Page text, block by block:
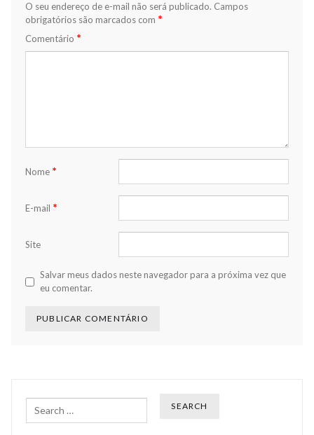
O seu endereço de e-mail não será publicado. Campos
obrigatórios são marcados com *
Comentário *
Nome *
E-mail *
Site
Salvar meus dados neste navegador para a próxima vez que
eu comentar.
Search